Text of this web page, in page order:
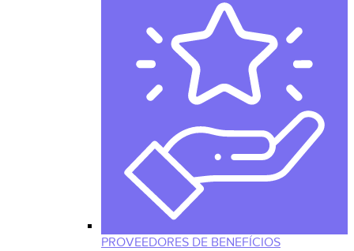
PROVEEDORES DE BENEFÍCIOS